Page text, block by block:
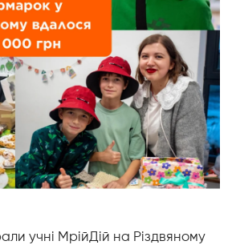
учні МрійДій на Різдвяному